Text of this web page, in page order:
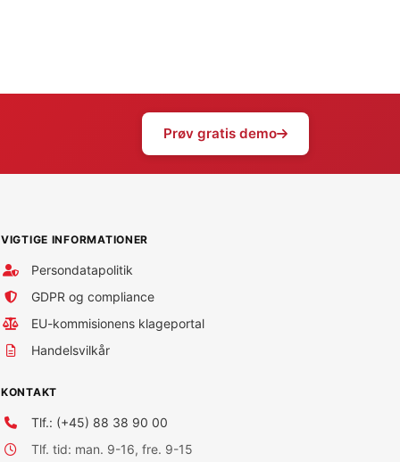
Prøv gratis demo
VIGTIGE INFORMATIONER
Persondatapolitik
GDPR og compliance
EU-kommisionens klageportal
Handelsvilkår
KONTAKT
Tlf.: (+45) 88 38 90 00
Tlf. tid: man. 9-16, fre. 9-15